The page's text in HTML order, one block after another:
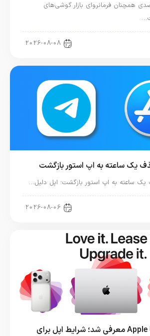
سهم ۶۵ درصدی همچنان فرمانروای بازار گوشی‌های
2026-08-08
یک ساعته به اپ استور بازگشت
ساعته به اپ استور بازگشت؛ اپل دلیل…
2026-08-06
برنامه Apple Upgrade معرفی شد؛ شرایط اپل برای